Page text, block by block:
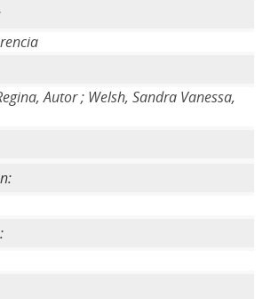
Autor ; Welsh, Sandra Vanessa,